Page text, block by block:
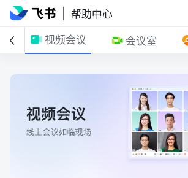
帮助中心
视频会议 会议室